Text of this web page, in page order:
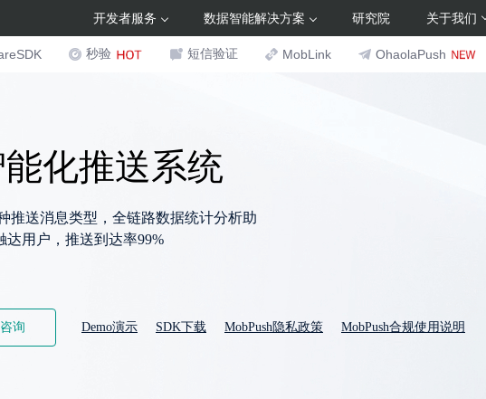
开发者服务 数据智能解决方案 研究院 关于我们
秒验 短信验证 MobLink OhaolaPush
能化推送系统
推送消息类型，全链路数据统计分析助
达用户，推送到达率99%
询 Demo演示 SDK下载 MobPush隐私政策 MobPush合规使用说明